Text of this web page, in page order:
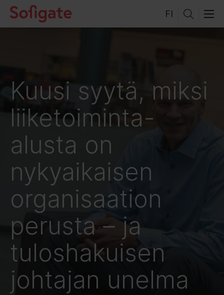
Hyppää
sisältöön
FI
Kuusi syytä, miksi
liiketoiminta-
alusta on
nykyaikaisen
organisaation
perusta – ja
tuloshakuisen
johtajan unelma